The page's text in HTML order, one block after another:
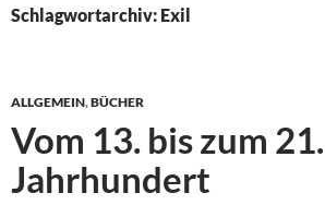
Schlagwortarchiv: Exil
ALLGEMEIN,BÜCHER
Vom 13. bis zum 21.
Jahrhundert